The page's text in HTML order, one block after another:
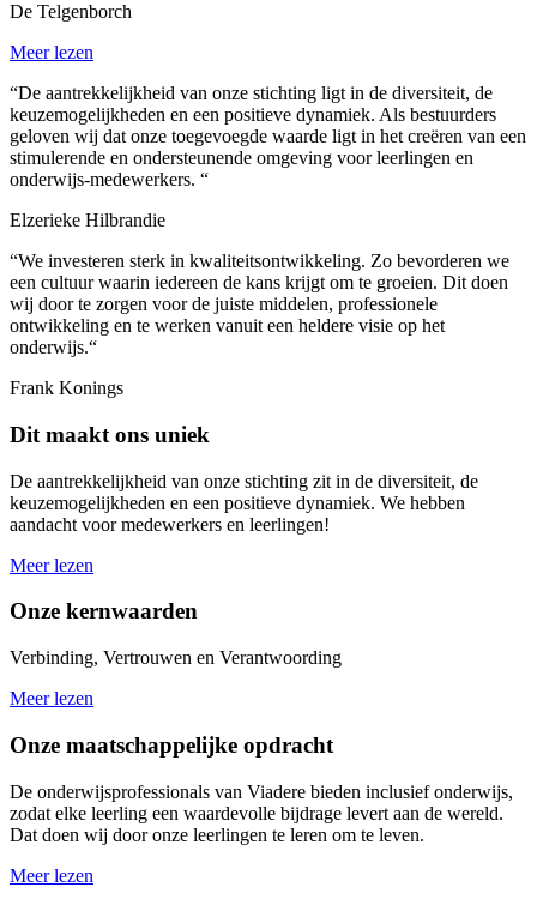
De Telgenborch
Meer lezen
“De aantrekkelijkheid van onze stichting ligt in de diversiteit, de
keuzemogelijkheden en een positieve dynamiek. Als bestuurders
geloven wij dat onze toegevoegde waarde ligt in het creëren van een
stimulerende en ondersteunende omgeving voor leerlingen en
onderwijs-medewerkers. “
Elzerieke Hilbrandie
“We investeren sterk in kwaliteitsontwikkeling. Zo bevorderen we
een cultuur waarin iedereen de kans krijgt om te groeien. Dit doen
wij door te zorgen voor de juiste middelen, professionele
ontwikkeling en te werken vanuit een heldere visie op het
onderwijs.“
Frank Konings
Dit maakt ons uniek
De aantrekkelijkheid van onze stichting zit in de diversiteit, de
keuzemogelijkheden en een positieve dynamiek. We hebben
aandacht voor medewerkers en leerlingen!
Meer lezen
Onze kernwaarden
Verbinding, Vertrouwen en Verantwoording
Meer lezen
Onze maatschappelijke opdracht
De onderwijsprofessionals van Viadere bieden inclusief onderwijs,
zodat elke leerling een waardevolle bijdrage levert aan de wereld.
Dat doen wij door onze leerlingen te leren om te leven.
Meer lezen